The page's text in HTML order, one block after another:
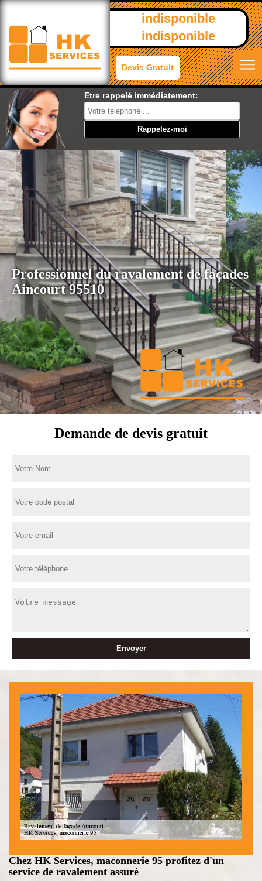
indisponible
indisponible
Devis Gratuit
Etre rappelé immédiatement:
Professionnel du ravalement de façades
Aincourt 95510
Demande de devis gratuit
Chez HK Services, maconnerie 95 profitez d'un
service de ravalement assuré